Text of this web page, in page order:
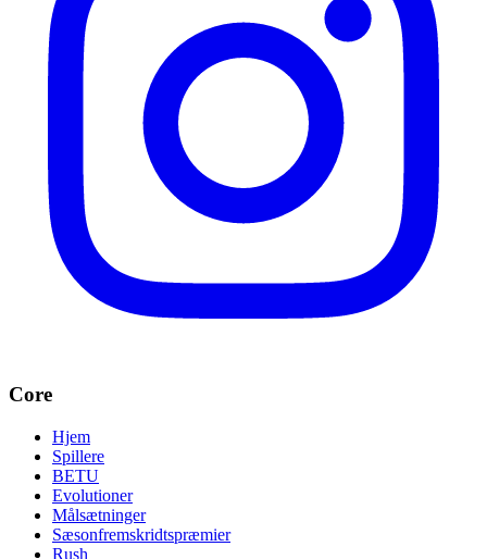
Core
Hjem
Spillere
BETU
Evolutioner
Målsætninger
Sæsonfremskridtspræmier
Rush